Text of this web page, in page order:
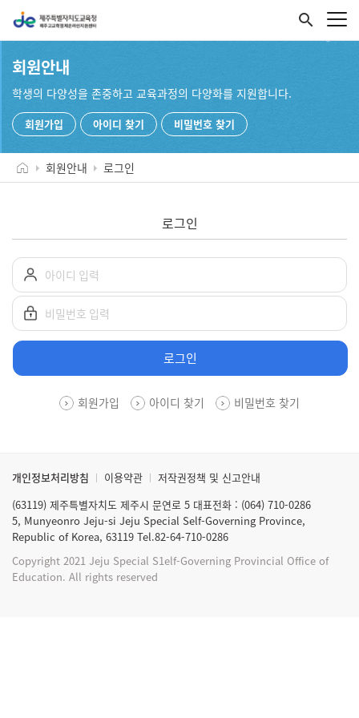
search
회원안내
학생의 다양성을 존중하고 교육과정의 다양화를 지원합니다.
회원가입 아이디 찾기 비밀번호 찾기
회원안내 로그인
로그인
로그인
회원가입 아이디 찾기 비밀번호 찾기
개인정보처리방침 이용약관
저작권정책 및 신고안내
(63119) 제주특별자치도 제주시 문연로 5 대표전화 : (064) 710-0286
5, Munyeonro Jeju-si Jeju Special Self-Governing Province,
Republic of Korea, 63119 Tel.82-64-710-0286
Copyright 2021 Jeju Special S1elf-Governing Provincial Office of
Education. All rights reserved